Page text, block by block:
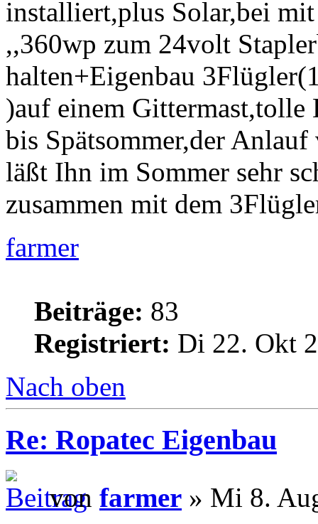
installiert,plus Solar,bei
,,360wp zum 24volt
halten+Eigenbau
)auf einem
bis Spätsommer,der
läßt Ihn im Sommer sehr
zusammen mit dem
farmer
Beiträge: 83
Registriert: Di 22. Okt
Nach oben
Re: Ropatec Eigenbau
von farmer » Mi 8.